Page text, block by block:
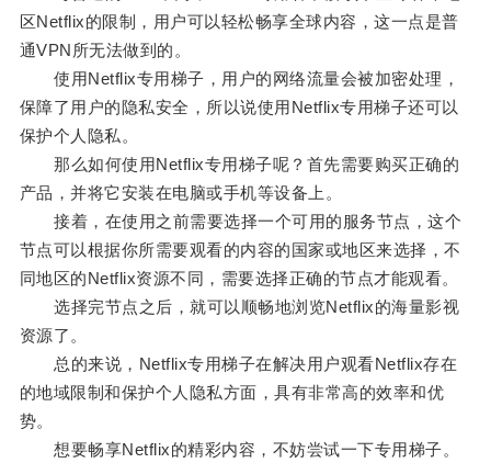
区Netflix的限制，用户可以轻松畅享全球内容，这一点是普
通VPN所无法做到的。
使用Netflix专用梯子，用户的网络流量会被加密处理，
保障了用户的隐私安全，所以说使用Netflix专用梯子还可以
保护个人隐私。
那么如何使用Netflix专用梯子呢？首先需要购买正确的
产品，并将它安装在电脑或手机等设备上。
接着，在使用之前需要选择一个可用的服务节点，这个
节点可以根据你所需要观看的内容的国家或地区来选择，不
同地区的Netflix资源不同，需要选择正确的节点才能观看。
选择完节点之后，就可以顺畅地浏览Netflix的海量影视
资源了。
总的来说，Netflix专用梯子在解决用户观看Netflix存在
的地域限制和保护个人隐私方面，具有非常高的效率和优
势。
想要畅享Netflix的精彩内容，不妨尝试一下专用梯子。